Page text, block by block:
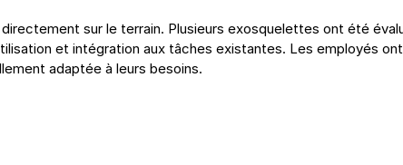
sur le terrain. Plusieurs exosquelettes ont été
et intégration aux tâches existantes. Les employés
adaptée à leurs besoins.